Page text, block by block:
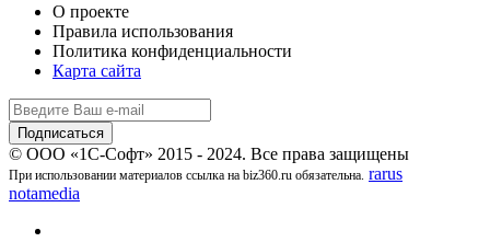
О проекте
Правила использования
Политика конфиденциальности
Карта сайта
© ООО «1С-Софт» 2015 - 2024. Все права защищены
При использовании материалов ссылка на biz360.ru обязательна. rarus
notamedia